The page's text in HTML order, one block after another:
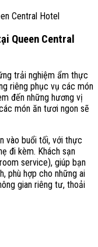
Central Hotel
Queen Central
trải nghiệm ẩm thực
riêng phục vụ các món
đến những hương vị
món ăn tươi ngon sẽ
vào buổi tối, với thực
đi kèm. Khách sạn
service), giúp bạn
phù hợp cho những ai
gian riêng tư, thoải